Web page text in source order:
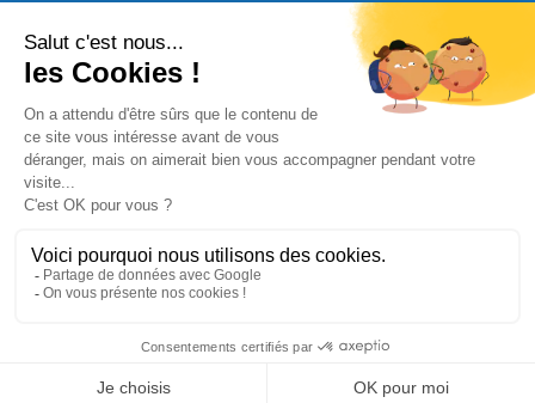
Nous contacter |
Paiement sécurisé
2008 - 2026 © CreaMagic. ALL Rights Reserved.